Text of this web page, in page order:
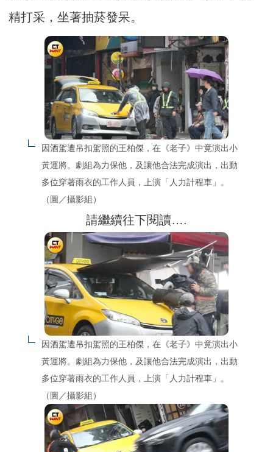
精打采，坐著抽菸發呆。
因酒駕遭吊扣駕照的王柏傑，在《老子》中竟演出小
黃運將。劇組為力保他，及讓他合法完成演出，出動
多位穿著雨衣的工作人員，上演「人力計程車」。
（圖／攝影組）
請繼續往下閱讀….
因酒駕遭吊扣駕照的王柏傑，在《老子》中竟演出小
黃運將。劇組為力保他，及讓他合法完成演出，出動
多位穿著雨衣的工作人員，上演「人力計程車」。
（圖／攝影組）